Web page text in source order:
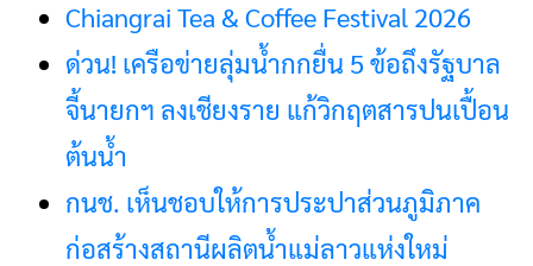
Chiangrai Tea & Coffee Festival 2026
ด่วน! เครือข่ายลุ่มน้ำกกยื่น 5 ข้อถึงรัฐบาล
จี้นายกฯ ลงเชียงราย แก้วิกฤตสารปนเปื้อน
ต้นน้ำ
กนช. เห็นชอบให้การประปาส่วนภูมิภาค
ก่อสร้างสถานีผลิตน้ำแม่ลาวแห่งใหม่